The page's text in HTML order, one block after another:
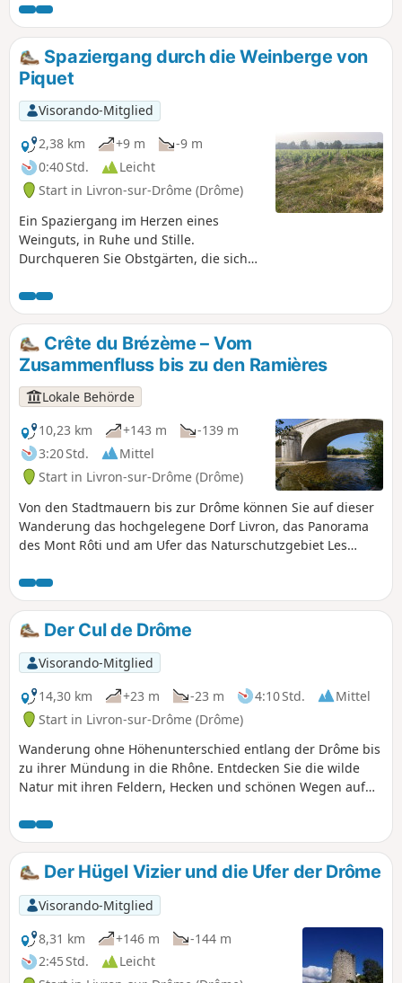
vielleicht Zugvögel bei einer Rast oder
Nutrias und Biber antreffen.
Spaziergang durch die Weinberge von
Piquet
Visorando-Mitglied
2,38 km
+9 m
-9 m
0:40 Std.
Leicht
Start in Livron-sur-Drôme (Drôme)
Ein Spaziergang im Herzen eines
Weinguts, in Ruhe und Stille.
Durchqueren Sie Obstgärten, die sich
entspannender Spaziergang, der zu
jeder Jahreszeit neue Farben und Leben
bietet.Crête du Brézème – Vom
Zusammenfluss bis zu den Ramières
Lokale Behörde
10,23 km
+143 m
-139 m
3:20 Std.
Mittel
Start in Livron-sur-Drôme (Drôme)
Von den Stadtmauern bis zur Drôme können Sie auf dieser
Wanderung das hochgelegene Dorf Livron, das Panorama
des Mont Rôti und am Ufer das Naturschutzgebiet Les
Der Cul de Drôme
Visorando-Mitglied
14,30 km
+23 m -23 m 4:10 Std.
Mittel
Start in Livron-sur-Drôme (Drôme)
Wanderung ohne Höhenunterschied entlang der Drôme bis
zu ihrer Mündung in die Rhône. Entdecken Sie die wilde
Natur mit ihren Feldern, Hecken und schönen Wegen auf
Schwäne, Kormorane ... Im Winter bei starkem Nordwind zu
vermeiden.
Der Hügel Vizier und die Ufer der Drôme
Visorando-Mitglied
8,31 km
+146 m
-144 m
2:45 Std.
Leicht